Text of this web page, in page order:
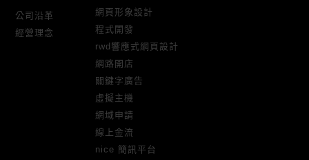
公司沿革
經營理念
網頁形象設計
程式開發
rwd響應式網頁設計
網路開店
關鍵字廣告
虛擬主機
網域申請
線上金流
nice 簡訊平台